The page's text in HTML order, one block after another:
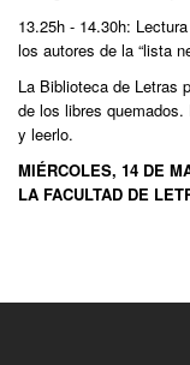
13.25h - 14.30h:
los autores de la “lista
La Biblioteca de Letras
de los libres
y leerlo.
MIÉRCOLES, 14 DE
LA FACULTAD DE